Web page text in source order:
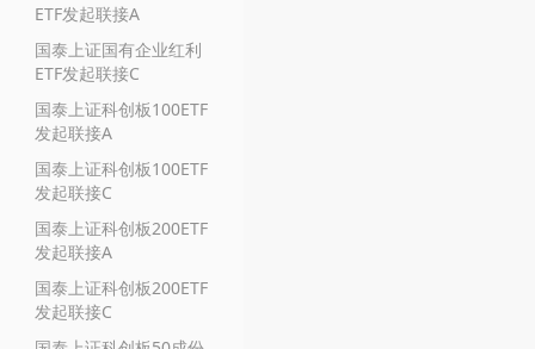
ETF发起联接A
国泰上证国有企业红利
ETF发起联接C
国泰上证科创板100ETF
发起联接A
国泰上证科创板100ETF
发起联接C
国泰上证科创板200ETF
发起联接A
国泰上证科创板200ETF
发起联接C